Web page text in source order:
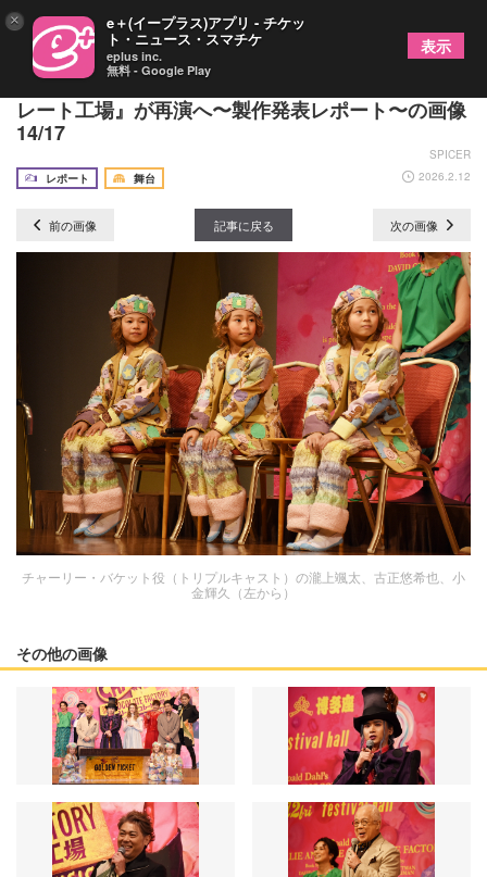
堂本光一主演！ミュージカル『チャーリーとチョコ
レート工場』が再演へ〜製作発表レポート〜の画像
14/17
SPICER
レポート
舞台 2026.2.12
前の画像 記事に戻る 次の画像
チャーリー・バケット役（トリプルキャスト）の瀧上颯太、古正悠希也、小
金輝久（左から）
その他の画像
× e＋(イープラス)アプリ - チケッ
ト・ニュース・スマチケ
eplus inc.
無料 - Google Play
表示